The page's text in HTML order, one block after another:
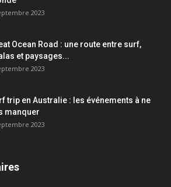
2023
Ocean Road : une route entre surf,
et paysages...
2023
trip en Australie : les événements à ne
manquer
2023